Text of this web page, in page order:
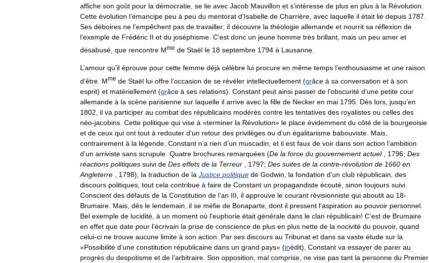
affiche son goût pour la démocratie se lie avec Jacob Mauvillon et s’intéresse de plus en plus à la Révolution
Cette évolution l’émancipe peu à peu du mentorat d’Isabelle de Charrière avec laquelle il était lié depuis 1787
Ses déboires ne l’empêchent pas de travailler; il découvre la théologie allemande et nourrit sa réflexion de
l’exemple de Frédéric II et du joséphisme C’est donc un jeune homme très brillant mais un peu amer et
désabusé que rencontre Mme de Staël le 18 septembre 1794 à Lausanne
L’amour qu’il éprouve pour cette femme déjà célèbre lui procure en même temps l’enthousiasme et une raison
d’être Mme de Staël lui offre l’occasion de se révéler intellectuellement (grâce à sa conversation et à son
esprit) et matériellement (grâce à ses relations). Constant peut ainsi passer de l’obscurité d’une petite cour
allemande à la scène parisienne sur laquelle il arrive avec la fille de Necker en mai 1795 Dès lors jusqu’en
1802
il va participer au combat des républicains modérés contre les tentatives des royalistes ou celles des
néo-jacobins Cette politique qui vise à «terminer la Révolution» le place évidemment du côté de la bourgeoisie
et de ceux qui ont tout à redouter d’un retour des privilèges ou d’un égalitarisme babouviste Mais
contrairement à la légende Constant n’a rien d’un muscadin et il est faux de voir dans son action l’ambition
d’un arriviste sans scrupule Quatre brochures remarquées (De la force du gouvernement actuel, 1796; Des
réactions politiques suivi de Des effets de la Terreur 1797; Des suites de la contre-révolution de 1660 en
Angleterre
1798), la traduction de la Justice politique de Godwin la fondation d’un club républicain des
discours politiques tout cela contribue à faire de Constant un propagandiste écouté sinon toujours suivi
Conscient des défauts de la Constitution de l’an III il approuve le courant révisionniste qui aboutit au 18-
Brumaire Mais dès le lendemain il se méfie de Bonaparte dont il pressent l’aspiration au pouvoir personnel
Bel exemple de lucidité à un moment où l’euphorie était générale dans le clan républicain! C’est de Brumaire
en effet que date pour l’écrivain la prise de conscience de plus en plus nette de la nocivité du pouvoir, quand
celui-ci ne trouve aucune limite à son action Par ses discours au Tribunat et dans sa vaste étude sur la
«Possibilité d’une constitution républicaine dans un grand pays» (inédit), Constant va essayer de parer au
progrès du despotisme et de l’arbitraire Son opposition mal comprise ne vise pas tant la personne du Premier